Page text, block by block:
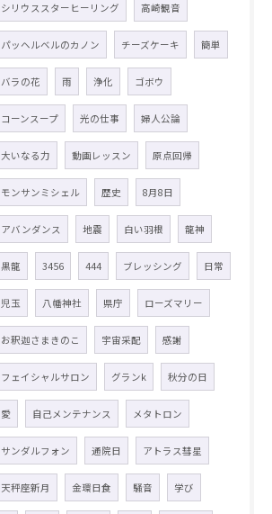
シリウススターヒーリング 高崎観音
パッヘルベルのカノン チーズケーキ 簡単
バラの花 雨 浄化 ゴボウ
コーンスープ 光の仕事 婦人公論
大いなる力 動画レッスン 原点回帰
モンサンミシェル 歴史 8月8日
アバンダンス 地震 白い羽根 龍神
黒龍 3456 444 ブレッシング 日常
児玉 八幡神社 県庁 ローズマリー
お釈迦さまきのこ 宇宙采配 感謝
フェイシャルサロン グランk 秋分の日
愛 自己メンテナンス メタトロン
サンダルフォン 通院日 アトラス彗星
天秤座新月 金環日食 騒音 学び